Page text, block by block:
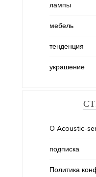
лампы
мебель
тенденция
украшение
O Acoustic-
подписка
Политика